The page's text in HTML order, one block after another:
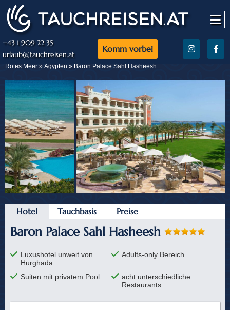
+43 1 909 22 35
urlaub@tauchreisen.at
Komm vorbei
Rotes Meer » Ägypten » Baron Palace Sahl Hasheesh
Hotel Tauchbasis Preise
Baron Palace Sahl Hasheesh
Luxushotel unweit von
Hurghada
Adults-only Bereich
Suiten mit privatem Pool
acht unterschiedliche
Restaurants